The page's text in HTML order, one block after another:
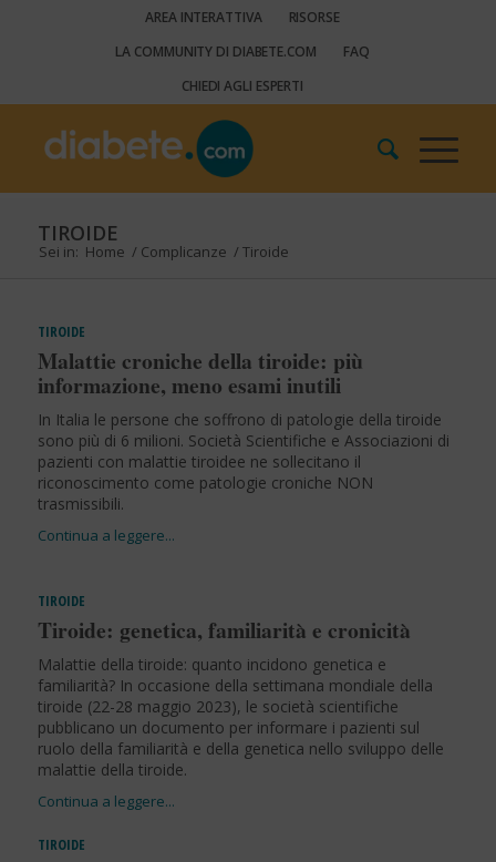
AREA INTERATTIVA
RISORSE
LA COMMUNITY DI DIABETE.COM
FAQ
CHIEDI AGLI ESPERTI
TIROIDE
Sei in: Home / Complicanze / Tiroide
TIROIDE
Malattie croniche della tiroide: più
informazione, meno esami inutili
In Italia le persone che soffrono di patologie della tiroide
sono più di 6 milioni. Società Scientifiche e Associazioni di
pazienti con malattie tiroidee ne sollecitano il
riconoscimento come patologie croniche NON
trasmissibili.
TIROIDE
Tiroide: genetica, familiarità e cronicità
Malattie della tiroide: quanto incidono genetica e
familiarità? In occasione della settimana mondiale della
tiroide (22-28 maggio 2023), le società scientifiche
pubblicano un documento per informare i pazienti sul
ruolo della familiarità e della genetica nello sviluppo delle
malattie della tiroide.
TIROIDE